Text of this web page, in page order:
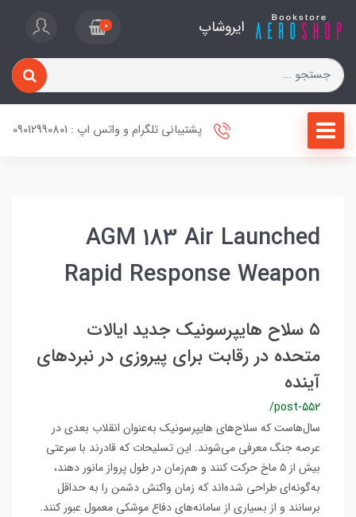
ایروشاپ 0
پشتیبانی تلگرام و واتس اپ : 09012990801
AGM 183 Air Launched
Rapid Response Weapon
۵ سلاح هایپرسونیک جدید ایالات
متحده در رقابت برای پیروزی در نبردهای
آینده
/post-552
سال‌هاست که سلاح‌های هایپرسونیک به‌عنوان انقلاب بعدی در
عرصه جنگ معرفی می‌شوند. این تسلیحات که قادرند با سرعتی
بیش از ۵ ماخ حرکت کنند و هم‌زمان در طول پرواز مانور دهند،
به‌گونه‌ای طراحی شده‌اند که زمان واکنش دشمن را به حداقل
برسانند و از بسیاری از سامانه‌های دفاع موشکی معمول عبور کنند.